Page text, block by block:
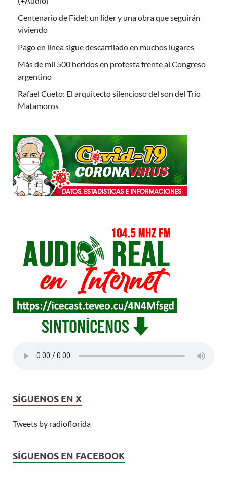
Centenario de Fidel: un líder y una obra que seguirán
viviendo
Pago en línea sigue descarrilado en muchos lugares
Más de mil 500 heridos en protesta frente al Congreso
argentino
Rafael Cueto: El arquitecto silencioso del son del Trío
Matamoros
SÍGUENOS EN X
Tweets by radioflorida
SÍGUENOS EN FACEBOOK